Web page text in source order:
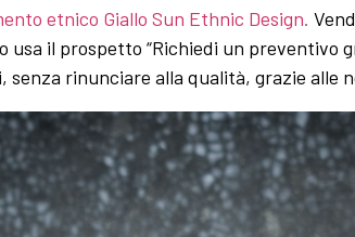
etnico Giallo Sun Ethnic Design.
o usa il prospetto “Richiedi un preventivo
rinunciare alla qualità, grazie alle